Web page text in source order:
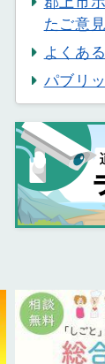
たご意
よくあ
パブリ